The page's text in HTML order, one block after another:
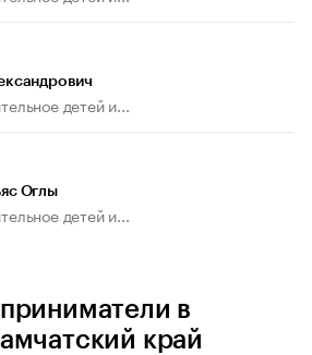
детей и...
Оглы
детей и...
в
край